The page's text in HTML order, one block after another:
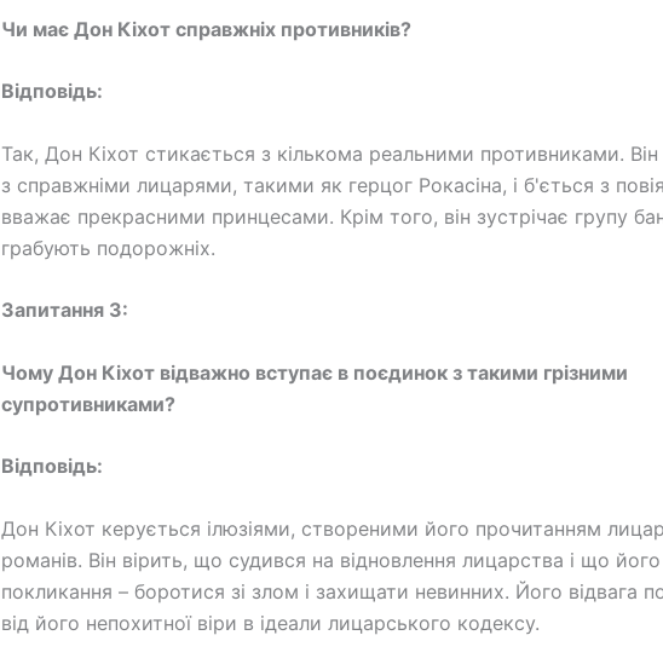
Чи має Дон Кіхот справжніх противників?
Відповідь:
Так, Дон Кіхот стикається з кількома реальними противниками.
з справжніми лицарями, такими як герцог Рокасіна, і б'ється з
вважає прекрасними принцесами. Крім того, він зустрічає групу
грабують подорожніх.
Запитання 3:
Чому Дон Кіхот відважно вступає в поєдинок з такими грізними
супротивниками?
Відповідь:
Дон Кіхот керується ілюзіями, створеними його прочитанням
романів. Він вірить, що судився на відновлення лицарства і що його
покликання – боротися зі злом і захищати невинних. Його відвага
від його непохитної віри в ідеали лицарського кодексу.